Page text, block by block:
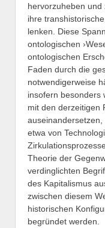
hervorzuheben und
ihre
lenken. Diese
ontologischen
ontologischen
Faden durch die
notwendigerweise
insofern besonders
mit den derzeitigen
etwa von
Theorie der
verdinglichten
des Kapitalismus
zwischen diesem
historischen
begründet werden.